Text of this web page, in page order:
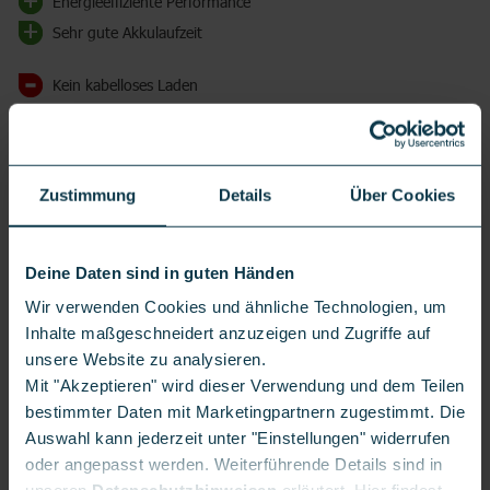
Zustimmung Details Über Cookies
Deine Daten sind in guten Händen
Wir verwenden Cookies und ähnliche Technologien, um
Inhalte maßgeschneidert anzuzeigen und Zugriffe auf
unsere Website zu analysieren.
Mit "Akzeptieren" wird dieser Verwendung und dem Teilen
bestimmter Daten mit Marketingpartnern zugestimmt. Die
Auswahl kann jederzeit unter "Einstellungen" widerrufen
oder angepasst werden. Weiterführende Details sind in
Sehr gute Akkulaufzeit
Kein kabelloses Laden
DAS NOTHING PHONE (3A) MIT VERTRAG
Das Nothing Phone (3a) ist ein Mittelklasse-
Smartphone, das durch sein unverwechselbares
Design, fortschrittliche Funktionen und hervorragende
Performance besticht. Um das Beste aus Deinem
Nothing Phone (3a) herauszuholen, kannst Du es mit
einem Vertrag kombinieren. Damit profitierst Du von
zusätzlichen Vorteilen und kannst gleichzeitig die